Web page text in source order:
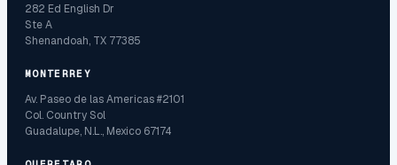
282 Ed English Dr
Ste A
Shenandoah, TX 77385
MONTERREY
Av. Paseo de las Americas #2101
Col. Country Sol
Guadalupe, N.L., Mexico 67174